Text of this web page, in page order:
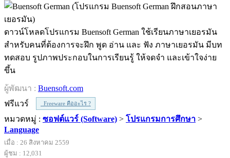
ดาวน์โหลดโปรแกรม Buensoft German ใช้เรียนภาษาเยอรมัน
สำหรับคนที่ต้องการจะฝึก พูด อ่าน และ ฟัง ภาษาเยอรมัน มีบท
ทดสอบ รูปภาพประกอบในการเรียนรู้ ให้จดจำ และเข้าใจง่าย
ขึ้น
ผู้พัฒนา : Buensoft.com
ฟรีแวร์
Freeware คืออะไร ?
หมวดหมู่ : ซอฟต์แวร์ (Software) > โปรแกรมการศึกษา >
Language
เมื่อ : 26 สิงหาคม 2559
ผู้ชม : 12,031